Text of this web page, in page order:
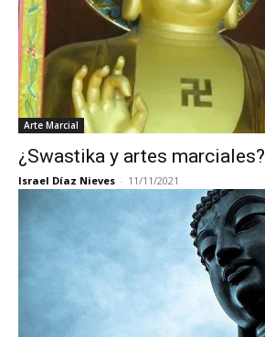
Arte Marcial
¿Swastika y artes marciales?
Israel Díaz Nieves - 11/11/2021